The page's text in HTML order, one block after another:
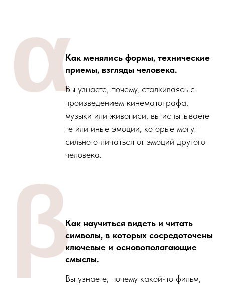
Как менялись формы, технические
приемы, взгляды человека.
Вы узнаете, почему, сталкиваясь с
произведением кинематографа,
музыки или живописи, вы испытываете
те или иные эмоции, которые могут
сильно отличаться от эмоций другого
человека.
α
Как научиться видеть и читать
символы, в которых сосредоточены
ключевые и основополагающие
смыслы.
Вы узнаете, почему какой-то фильм,
β